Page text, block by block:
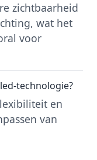
zichtbaarheid
wat het
voor
technologie?
en
van